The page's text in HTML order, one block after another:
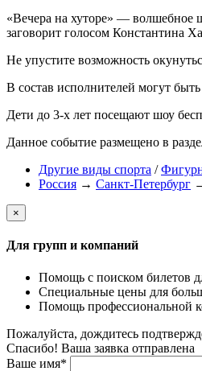
«Вечера на хуторе» — волшебное
заговорит голосом Константина
Не упустите возможность
В состав исполнителей могут
Дети до 3-х лет посещают шоу
Данное событие размещено в
Другие виды спорта /
Россия → Санкт-Петербург
×
Для групп и компаний
Помощь с поиском билетов
Специальные цены для
Помощь профессиональной
Пожалуйста, дождитесь
Спасибо! Ваша заявка отправлена
Ваше имя*